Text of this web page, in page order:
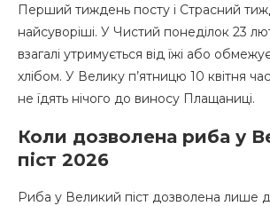
Перший тиждень посту і Страсний
найсуворіші. У Чистий понеділок 23
взагалі утримується від їжі або
хлібом. У Велику п’ятницю 10 квітня
не їдять нічого до виносу Плащаниці.
Коли дозволена риба у
піст 2026
Риба у Великий піст дозволена лише